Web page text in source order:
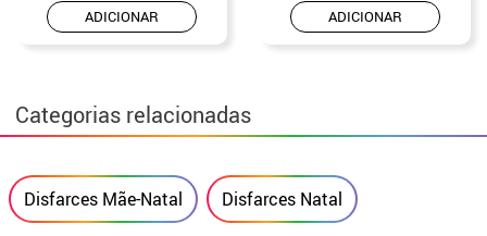
ADICIONAR ADICIONAR
Categorias relacionadas
Disfarces Mãe-Natal Disfarces Natal